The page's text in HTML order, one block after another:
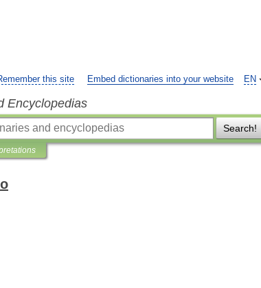
EN
this site Embed dictionaries into your website
Encyclopedias
Search!